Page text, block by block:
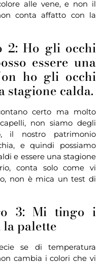
alle vene, e non il
conta affatto con la
2: Ho gli occhi
essere una
ho gli occhi
stagione calda.
certo ma molto
non siamo degli
il nostro patrimonio
e quindi possiamo
e essere una stagione
conta solo come vi
non è mica un test di
3: Mi tingo i
palette
se di temperatura
cambia i colori che vi